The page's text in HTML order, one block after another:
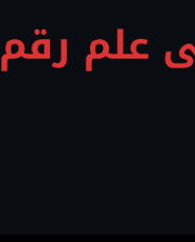
علم رقم